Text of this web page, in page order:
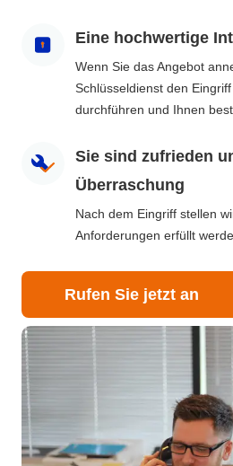
Eine hochwertige
Wenn Sie das Angebot
Schlüsseldienst den
durchführen und Ihnen
Sie sind zufrieden
Überraschung
Nach dem Eingriff stellen
Anforderungen erfüllt
Rufen Sie jetzt an